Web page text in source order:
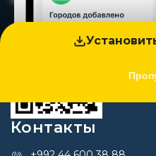
Контакты